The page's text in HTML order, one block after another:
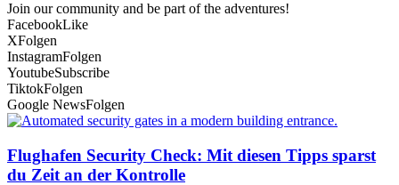
Join our community and be part of the adventures!
FacebookLike
XFolgen
InstagramFolgen
YoutubeSubscribe
TiktokFolgen
Google NewsFolgen
Flughafen Security Check: Mit diesen Tipps sparst
du Zeit an der Kontrolle